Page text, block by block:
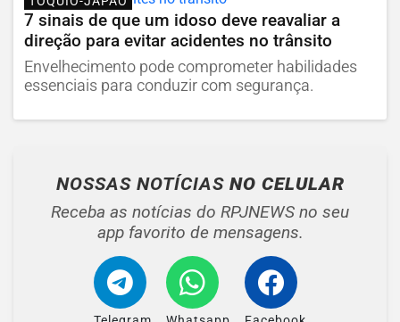
7 sinais de que um idoso deve reavaliar a
direção para evitar acidentes no trânsito
Envelhecimento pode comprometer habilidades
essenciais para conduzir com segurança.
NOSSAS NOTÍCIAS NO CELULAR
Receba as notícias do RPJNEWS no seu
app favorito de mensagens.